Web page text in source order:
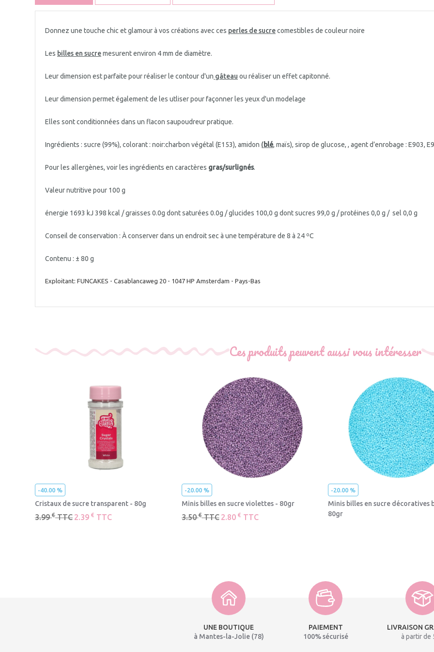
Donnez une touche chic et glamour à vos créations avec ces perles de sucrecomestibles de couleur noire
Les billes en sucremesurent environ 4 mm de diamètre.
Leur dimension est parfaite pour réaliser le contour d'un gâteau ou réaliser un effet capitonné.
Leur dimension permet également de les utliser pour façonner les yeux d'un modelage
Elles sont conditionnées dans un flacon saupoudreur pratique.
Ingrédients : sucre (99%), colorant : noir:charbon végétal (E153), amidon (blé, maïs), sirop de glucose, , agent d’enrobage : E903,
Pour les allergènes, voir les ingrédients en caractères gras/surlignés.
Valeur nutritive pour 100 g
énergie 1693 kJ 398 kcal / graisses 0.0g dont saturées 0.0g / glucides 100,0 g dont sucres 99,0 g / protéines 0,0 g / sel 0,0 g
Conseil de conservation : À conserver dans un endroit sec à une température de 8 à 24 ºC
Contenu : ± 80 g
Exploitant: FUNCAKES - Casablancaweg 20 - 1047 HP Amsterdam - Pays-Bas
Ces produits peuvent aussi vous intéresser
-40.00 %
Cristaux de sucre transparent - 80g
3.99€ TTC 2.39 € TTC
-20.00 %
Minis billes en sucre violettes - 80gr
3.50€ TTC 2.80 € TTC
-20.00 %
Minis billes en sucre décoratives
80gr
UNE BOUTIQUE
à Mantes-la-Jolie (78)
PAIEMENT
100% sécurisé
LIVRAISON
à partir de